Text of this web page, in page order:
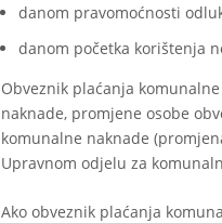
danom pravomoćnosti
danom početka korištenja
Obveznik plaćanja
naknade, promjene osobe
komunalne naknade
Upravnom odjelu za
Ako obveznik plaćanja